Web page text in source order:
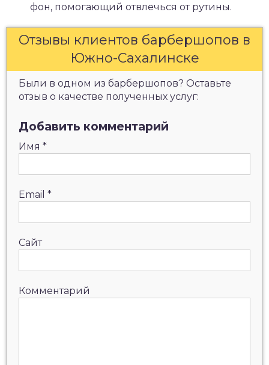
фон, помогающий отвлечься от рутины.
Отзывы клиентов барбершопов в
Южно-Сахалинске
Были в одном из барбершопов? Оставьте
отзыв о качестве полученных услуг:
Добавить комментарий
Имя *
Email *
Сайт
Комментарий